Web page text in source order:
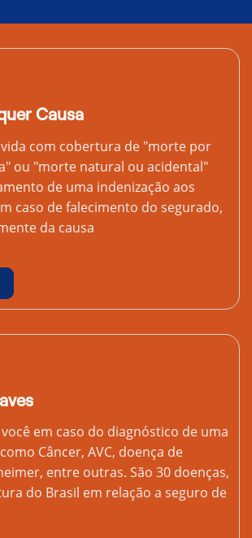
Causa
com cobertura de "morte por
ou "morte natural ou acidental"
de uma indenização aos
caso de falecimento do segurado,
da causa
em caso do diagnóstico de uma
Câncer, AVC, doença de
entre outras. São 30 doenças,
do Brasil em relação a seguro de